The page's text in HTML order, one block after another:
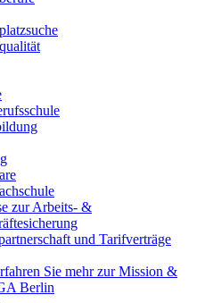
zur Arbeits- &
und Tarifverträge
Sie mehr zur Mission &
Berlin